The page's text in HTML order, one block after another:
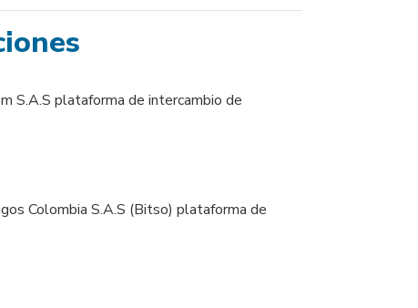
S.A.S plataforma de intercambio de
Colombia S.A.S (Bitso) plataforma de